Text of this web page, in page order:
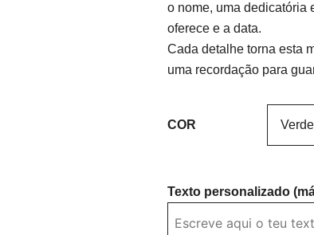
o nome, uma dedicatória
oferece e a data.
Cada detalhe torna esta
uma recordação para
COR
Texto personalizado